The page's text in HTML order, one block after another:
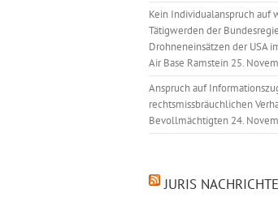
Kein Individualanspruch auf
Tätigwerden der
Drohneneinsätzen der USA
Air Base Ramstein 25.
Anspruch auf
rechtsmissbräuchlichen
Bevollmächtigten 24.
JURIS